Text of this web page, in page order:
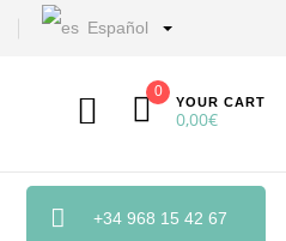
Español
0
YOUR CART
0,00€
+34 968 15 42 67